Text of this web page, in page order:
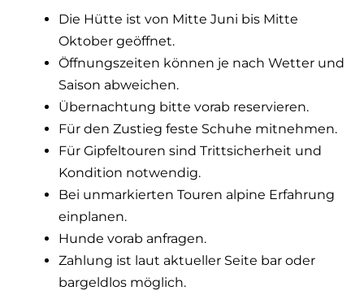
Die Hütte ist von Mitte Juni bis Mitte
Oktober geöffnet.
Öffnungszeiten können je nach Wetter und
Saison abweichen.
Übernachtung bitte vorab reservieren.
Für den Zustieg feste Schuhe mitnehmen.
Für Gipfeltouren sind Trittsicherheit und
Kondition notwendig.
Bei unmarkierten Touren alpine Erfahrung
einplanen.
Hunde vorab anfragen.
Zahlung ist laut aktueller Seite bar oder
bargeldlos möglich.